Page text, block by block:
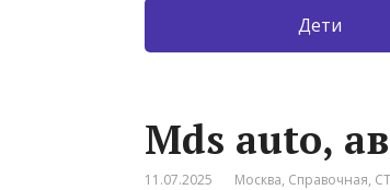
Дети
Mds auto,
11.07.2025 Москва, Справочная,